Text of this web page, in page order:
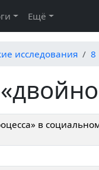
Ещё
исследования 8
в